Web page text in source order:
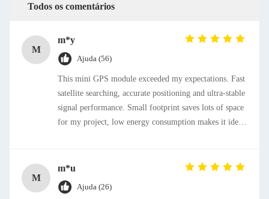
Todos os comentários
M
m*y
Ajuda (56)
This mini GPS module exceeded my expectations. Fast
satellite searching, accurate positioning and ultra-stable
signal performance. Small footprint saves lots of space
for my project, low energy consumption makes it ideal
M
m*u
Ajuda (26)